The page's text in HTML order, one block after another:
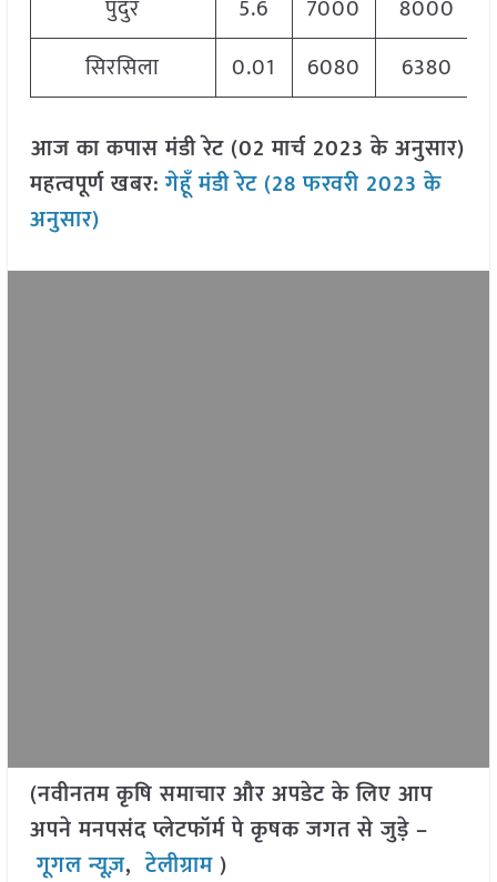
पुदुर
5.6 7000 8000
सिरसिला
0.01 6080 6380
आज का कपास मंडी रेट (02 मार्च 2023 के अनुसार)
महत्वपूर्ण खबर:गेहूँ मंडी रेट (28 फरवरी 2023 के
अनुसार)
(नवीनतम कृषि समाचार और अपडेट के लिए आप
अपने मनपसंद प्लेटफॉर्म पे कृषक जगत से जुड़े –
गूगल न्यूज़,टेलीग्राम )